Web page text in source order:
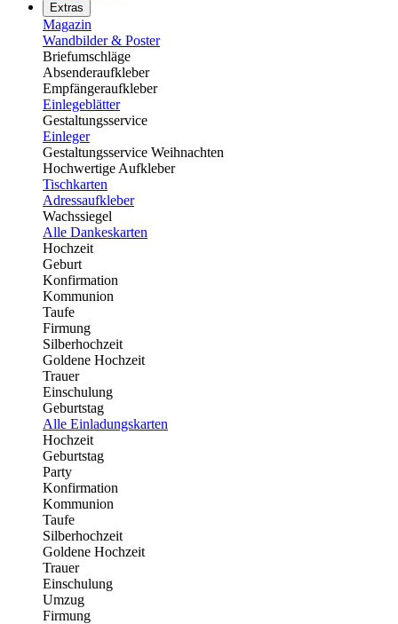
Extras
Magazin
Wandbilder & Poster
Briefumschläge
Absenderaufkleber
Empfängeraufkleber
Einlegeblätter
Gestaltungsservice
Einleger
Gestaltungsservice Weihnachten
Hochwertige Aufkleber
Tischkarten
Adressaufkleber
Wachssiegel
Alle Dankeskarten
Hochzeit
Geburt
Konfirmation
Kommunion
Taufe
Firmung
Silberhochzeit
Goldene Hochzeit
Trauer
Einschulung
Geburtstag
Alle Einladungskarten
Hochzeit
Geburtstag
Party
Konfirmation
Kommunion
Taufe
Silberhochzeit
Goldene Hochzeit
Trauer
Einschulung
Umzug
Firmung